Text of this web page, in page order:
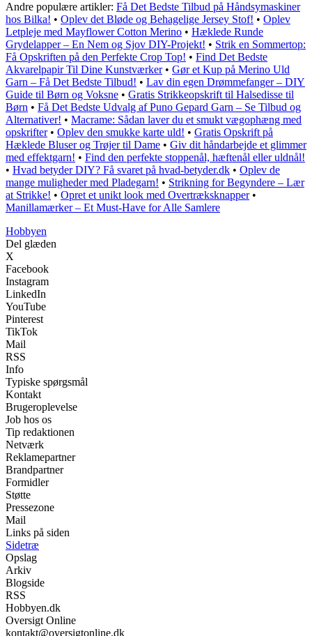
Andre populære artikler: Få Det Bedste Tilbud på Håndsymaskiner
hos Bilka! • Oplev det Bløde og Behagelige Jersey Stof! • Oplev
Letpleje med Mayflower Cotton Merino • Hæklede Runde
Grydelapper – En Nem og Sjov DIY-Projekt! • Strik en Sommertop:
Få Opskriften på den Perfekte Crop Top! • Find Det Bedste
Akvarelpapir Til Dine Kunstværker• Gør et Kup på Merino Uld
Garn – Få Det Bedste Tilbud! • Lav din egen Drømmefanger – DIY
Guide til Børn og Voksne • Gratis Strikkeopskrift til Halsedisse til
Børn • Få Det Bedste Udvalg af Puno Gepard Garn – Se Tilbud og
Alternativer! • Macrame: Sådan laver du et smukt vægophæng med
opskrifter• Oplev den smukke karte uld! • Gratis Opskrift på
Hæklede Bluser og Trøjer til Dame • Giv dit håndarbejde et glimmer
med effektgarn! • Find den perfekte stoppenål, hæftenål eller uldnål!
• Hvad betyder DIY? Få svaret på hvad-betyder.dk • Oplev de
mange muligheder med Pladegarn! • Strikning for Begyndere – Lær
at Strikke! • Opret et unikt look med Overtræksknapper•
Manillamærker – Et Must-Have for Alle Samlere
Hobbyen
Del glæden
X
Facebook
Instagram
LinkedIn
YouTube
Pinterest
TikTok
Mail
RSS
Info
Typiske spørgsmål
Kontakt
Brugeroplevelse
Job hos os
Tip redaktionen
Netværk
Reklamepartner
Brandpartner
Formidler
Støtte
Pressezone
Mail
Links på siden
Sidetræ
Opslag
Arkiv
Blogside
RSS
Hobbyen.dk
Oversigt Online
kontakt@oversigtonline.dk